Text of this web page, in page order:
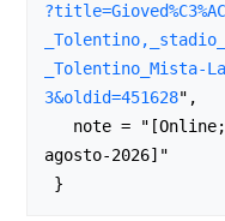
_Tolentino_Mista-
3&oldid=451628",
agosto-2026]"